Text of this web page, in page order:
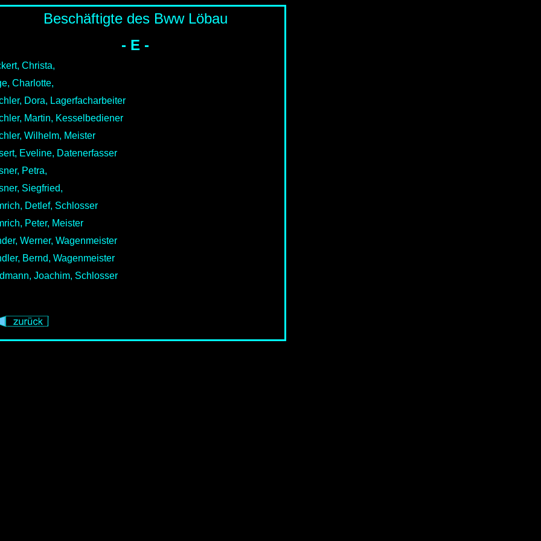
Beschäftigte des Bww Löbau
- E -
Christa,
Charlotte,
Dora, Lagerfacharbeiter
Martin, Kesselbediener
Wilhelm, Meister
Eveline, Datenerfasser
Petra,
Siegfried,
Detlef, Schlosser
Peter, Meister
Werner, Wagenmeister
Bernd, Wagenmeister
Joachim, Schlosser